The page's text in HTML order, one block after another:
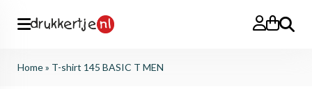
Search
Home» T-shirt 145 BASIC T MEN